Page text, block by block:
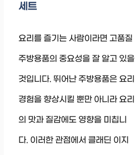
세트
요리를 즐기는 사람이라면 고품질
주방용품의 중요성을 잘 알고 있을
것입니다. 뛰어난 주방용품은 요리
경험을 향상시킬 뿐만 아니라 요리
의 맛과 질감에도 영향을 미칩니
다. 이러한 관점에서 클래딘 이지